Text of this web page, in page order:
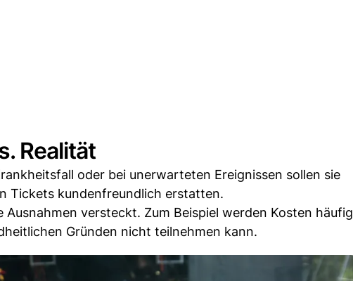
Realität
oder bei unerwarteten Ereignissen sollen sie
Tickets kundenfreundlich erstatten.
versteckt. Zum Beispiel werden Kosten häufig
Gründen nicht teilnehmen kann.